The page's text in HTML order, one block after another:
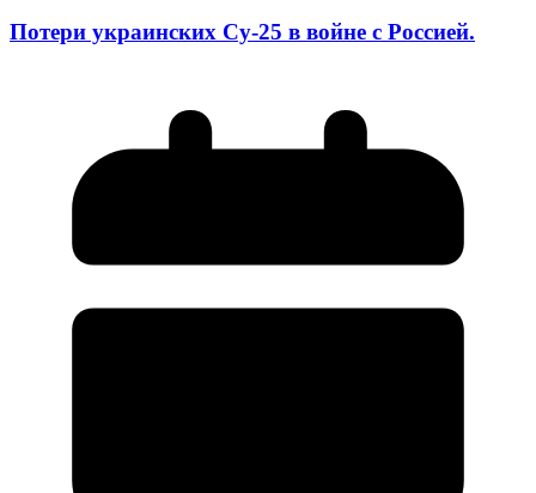
Потери украинских Су-25 в войне с Россией.